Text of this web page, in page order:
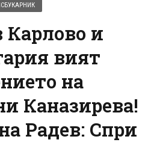
Карлово и
вият
на
Каназирева!
Радев: Спри